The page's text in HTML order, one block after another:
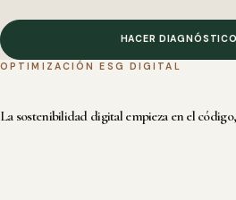
HACER
OPTIMIZACIÓN ESG DIGITAL
La sostenibilidad digital empieza en el